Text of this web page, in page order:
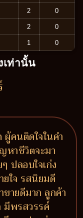
2 0
2 0
1 0
เท่านั้น
คนติดใจในคำ
หาชีวิตจะมา
ปลอบใจเก่ง
ยใจ รสนิยมดี
ขายดีมาก ลูกค้า
มีพรสวรรค์